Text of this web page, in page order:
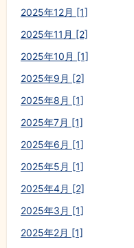
2025年12月 [1]
2025年11月 [2]
2025年10月 [1]
2025年9月 [2]
2025年8月 [1]
2025年7月 [1]
2025年6月 [1]
2025年5月 [1]
2025年4月 [2]
2025年3月 [1]
2025年2月 [1]